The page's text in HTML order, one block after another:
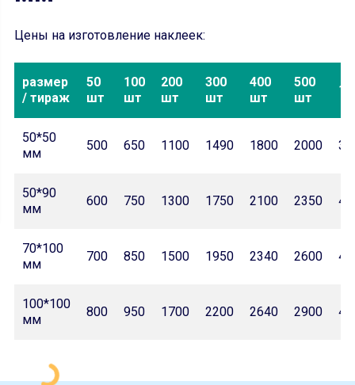
Цены на изготовление наклеек:
размер
/ тираж
50
шт
100
шт
200
шт
300
шт
400
шт
500
шт
50*50
мм
500 650 1100 1490 1800 2000
50*90
мм
600 750 1300 1750 2100 2350
70*100
мм
700 850 1500 1950 2340 2600
100*100
мм
800 950 1700 2200 2640 2900